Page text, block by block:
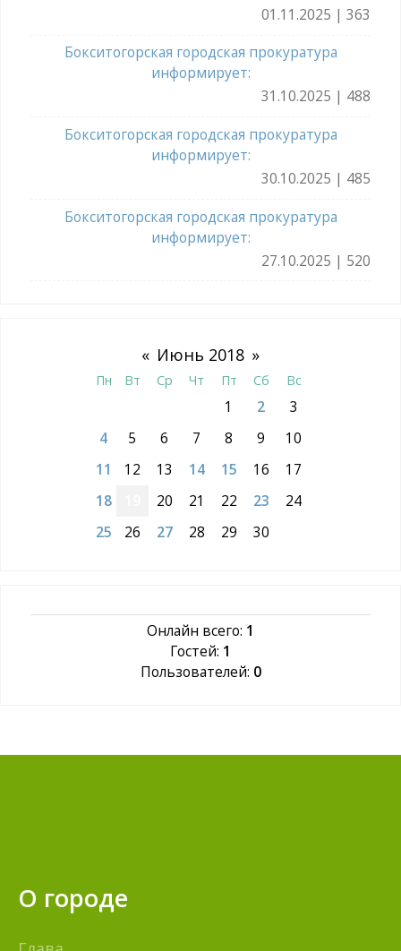
01.11.2025 | 363
Бокситогорская городская прокуратура
информирует:
31.10.2025 | 488
Бокситогорская городская прокуратура
информирует:
30.10.2025 | 485
Бокситогорская городская прокуратура
информирует:
27.10.2025 | 520
« Июнь 2018 »
Пн Вт Ср Чт Пт Сб Вс
1 2
3
4
5 6 7 8 9
10
11
12 13 14 15 16
17
18
20 21 22 23
24
25
26 27 28 29 30
Онлайн всего: 1
Гостей: 1
Пользователей: 0
О городе